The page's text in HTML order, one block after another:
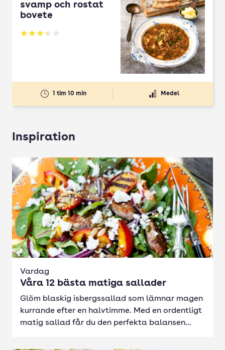
svamp och rostat
bovete
Betyg: 3.33 av 5
1 tim 10 min Medel
Inspiration
Vardag
Våra 12 bästa matiga sallader
Glöm blaskig isbergssallad som lämnar magen
kurrande efter en halvtimme. Med en ordentligt
matig sallad får du den perfekta balansen...